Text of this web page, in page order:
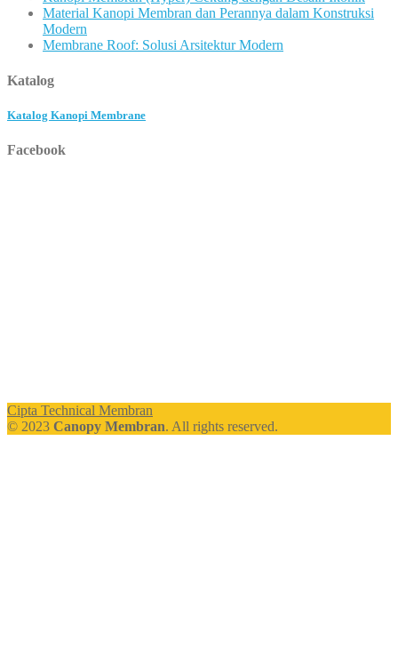
Material Kanopi Membran dan Perannya dalam Konstruksi
Modern
Membrane Roof: Solusi Arsitektur Modern
Katalog
Katalog Kanopi Membrane
Facebook
Cipta Technical Membran
© 2023 Canopy Membran. All rights reserved.